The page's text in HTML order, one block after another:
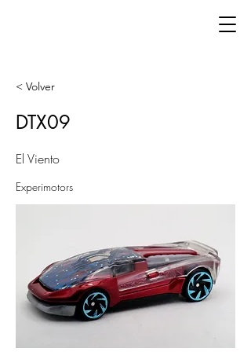
< Volver
DTX09
El Viento
Experimotors